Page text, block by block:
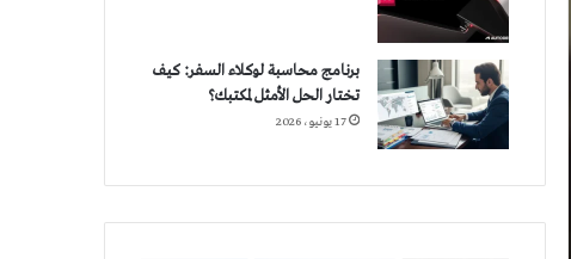
برنامج محاسبة لوكلاء السفر: كيف
تختار الحل الأمثل لمكتبك؟
17 يونيو، 2026